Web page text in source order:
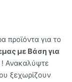
προϊόντα για το
με Βάση για
! Ανακαλύψτε
ξεχωρίζουν